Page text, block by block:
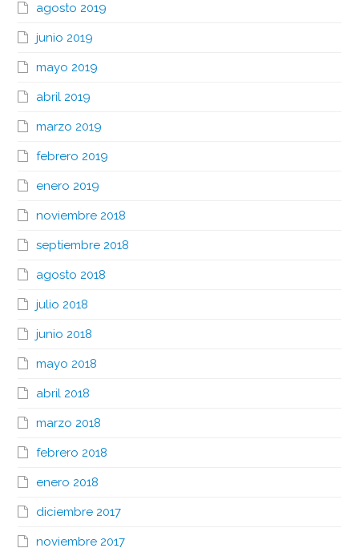
agosto 2019
junio 2019
mayo 2019
abril 2019
marzo 2019
febrero 2019
enero 2019
noviembre 2018
septiembre 2018
agosto 2018
julio 2018
junio 2018
mayo 2018
abril 2018
marzo 2018
febrero 2018
enero 2018
diciembre 2017
noviembre 2017